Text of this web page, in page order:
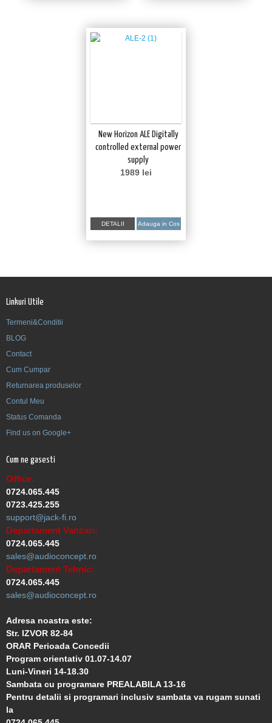
New Horizon ALE Digitally
controlled external power
supply
1989 lei
DETALII Adauga in Cos
Linkuri Utile
Termeni&Conditii
BLOG
Contact
Cum Cumpar
Returnarea produselor
Contul Meu
Status Comanda
Find us on Google+
Cum ne gasesti
Office:
0724.065.445
0723.425.255
support@jack-fi.ro
Departament Vanzari:
0724.065.445
sales@audioconcept.ro
Departament Tehnic:
0724.065.445
sales@audioconcept.ro
Adresa noastra este:
Str. IZVOR 82-84
ORAR Perioada Concedii
Program orientativ 01.07-14.07
Luni-Vineri 14-18.30
Sambata cu programare PREALABILA 13-16
Pentru detalii si programari inclusiv sambata va rugam sunati
la